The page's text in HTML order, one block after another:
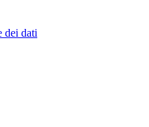
dei dati